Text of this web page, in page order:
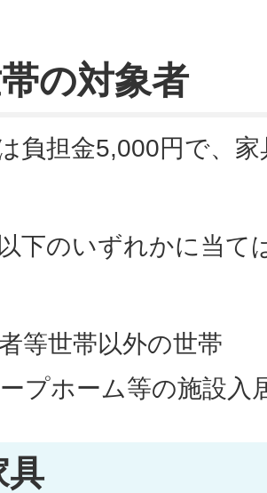
の対象者
負担金5,000円で、
下のいずれかに当て
等世帯以外の世帯
プホーム等の施設入
具